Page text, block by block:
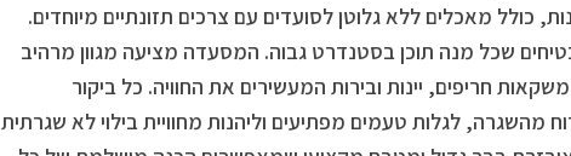
כולל מאכלים ללא גלוטן לסועדים עם צרכים תזונתיים מיוחדים.
שכל מנה תוכן בסטנדרט גבוה. המסעדה מציעה מגוון מרהיב
חריפים, יינות ובירות המעשירים את החוויה. כל ביקור
לגלות טעמים מפתיעים וליהנות מחוויית בילוי לא שגרתית